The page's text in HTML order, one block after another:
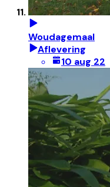
Woudagemaal
Aflevering
10 aug 22